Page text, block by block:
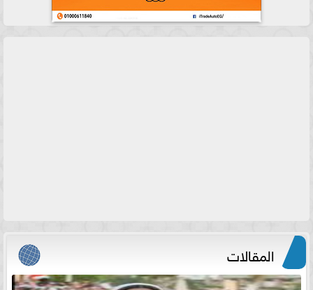
المقالات